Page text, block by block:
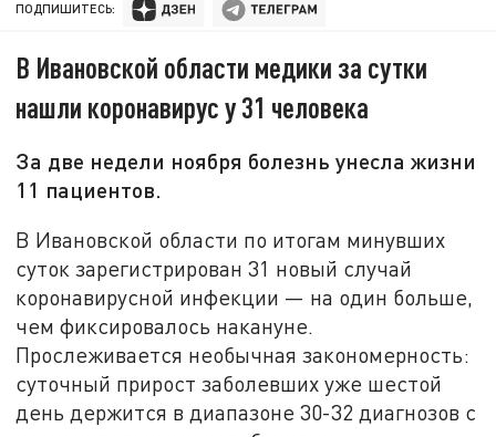
ПОДПИШИТЕСЬ:
В Ивановской области медики за сутки
нашли коронавирус у 31 человека
За две недели ноября болезнь унесла жизни
11 пациентов.
В Ивановской области по итогам минувших
суток зарегистрирован 31 новый случай
коронавирусной инфекции — на один больше,
чем фиксировалось накануне.
Прослеживается необычная закономерность:
суточный прирост заболевших уже шестой
день держится в диапазоне 30-32 диагнозов с